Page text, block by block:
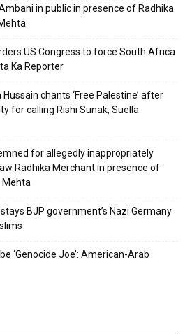
in public in presence of Radhika
US Congress to force South Africa
Ka Reporter
chants ‘Free Palestine’ after
for calling Rishi Sunak, Suella
for allegedly inappropriately
Radhika Merchant in presence of
Mehta
BJP government’s Nazi Germany
‘Genocide Joe’: American-Arab